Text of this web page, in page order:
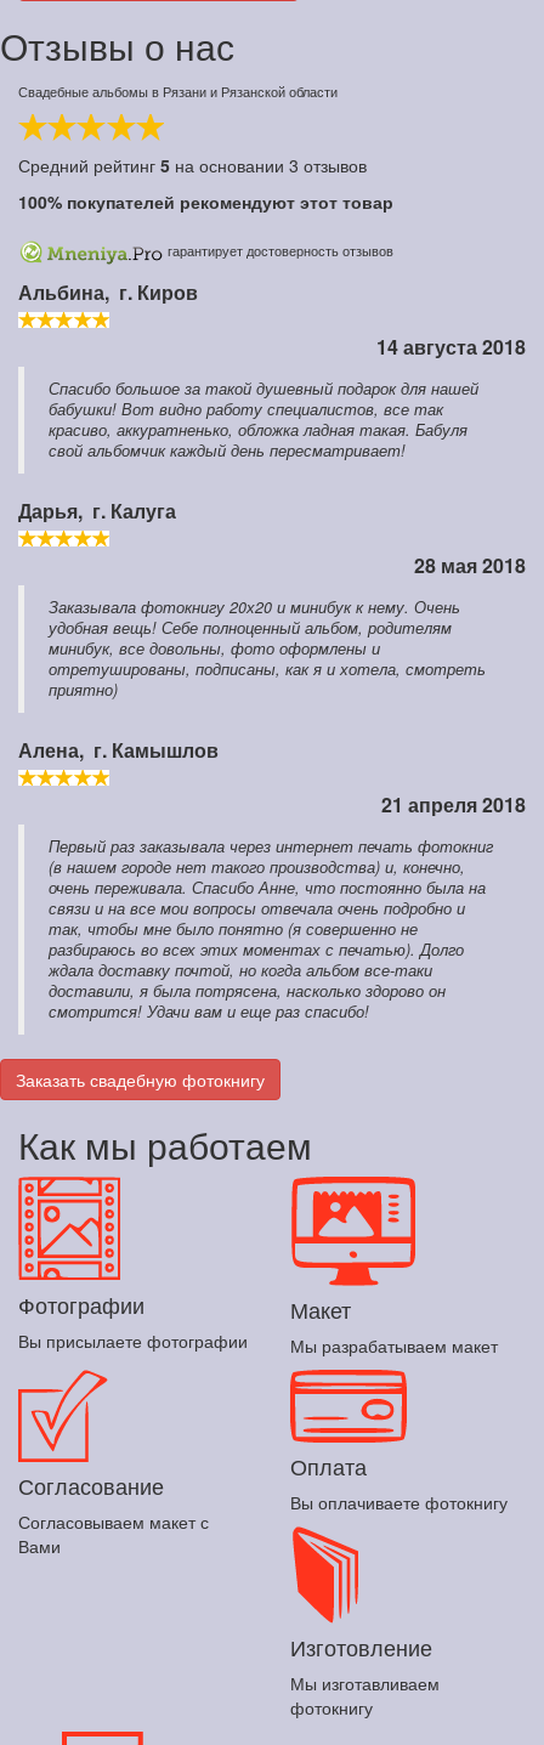
Отзывы о нас
Свадебные альбомы в Рязани и Рязанской области
Средний рейтинг 5 на основании 3 отзывов
100% покупателей рекомендуют этот товар
гарантирует достоверность отзывов
Альбина, г. Киров
14 августа 2018
Спасибо большое за такой душевный подарок для нашей
бабушки! Вот видно работу специалистов, все так
красиво, аккуратненько, обложка ладная такая. Бабуля
свой альбомчик каждый день пересматривает!
Дарья, г. Калуга
28 мая 2018
Заказывала фотокнигу 20х20 и минибук к нему. Очень
удобная вещь! Себе полноценный альбом, родителям
минибук, все довольны, фото оформлены и
отретушированы, подписаны, как я и хотела, смотреть
приятно)
Алена, г. Камышлов
21 апреля 2018
Первый раз заказывала через интернет печать фотокниг
(в нашем городе нет такого производства) и, конечно,
очень переживала. Спасибо Анне, что постоянно была на
связи и на все мои вопросы отвечала очень подробно и
так, чтобы мне было понятно (я совершенно не
разбираюсь во всех этих моментах с печатью). Долго
ждала доставку почтой, но когда альбом все-таки
доставили, я была потрясена, насколько здорово он
смотрится! Удачи вам и еще раз спасибо!
Заказать свадебную фотокнигу
Как мы работаем
Фотографии
Вы присылаете фотографии
Макет
Мы разрабатываем макет
Согласование
Согласовываем макет с
Вами
Оплата
Вы оплачиваете фотокнигу
Изготовление
Мы изготавливаем
фотокнигу